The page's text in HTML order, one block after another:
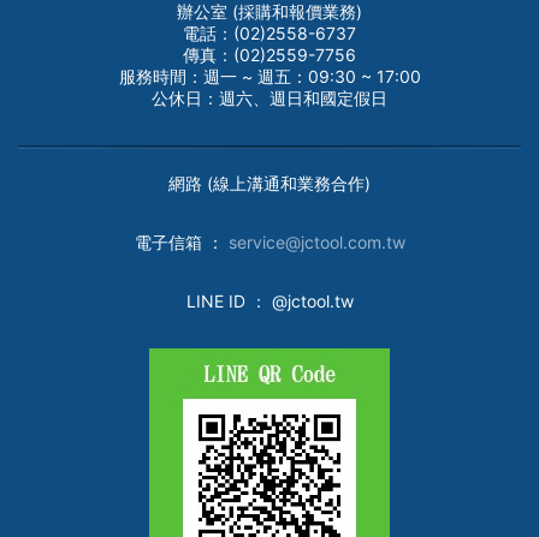
辦公室 (採購和報價業務)
電話：(02)2558-6737
傳真：(02)2559-7756
服務時間：週一 ~ 週五：09:30 ~ 17:00
公休日：週六、週日和國定假日
網路 (線上溝通和業務合作)
電子信箱 ： service@jctool.com.tw
LINE ID： @jctool.tw